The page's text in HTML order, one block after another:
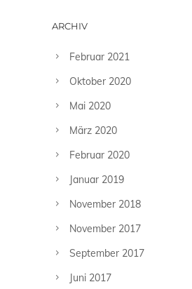
ARCHIV
Februar 2021
Oktober 2020
Mai 2020
März 2020
Februar 2020
Januar 2019
November 2018
November 2017
September 2017
Juni 2017